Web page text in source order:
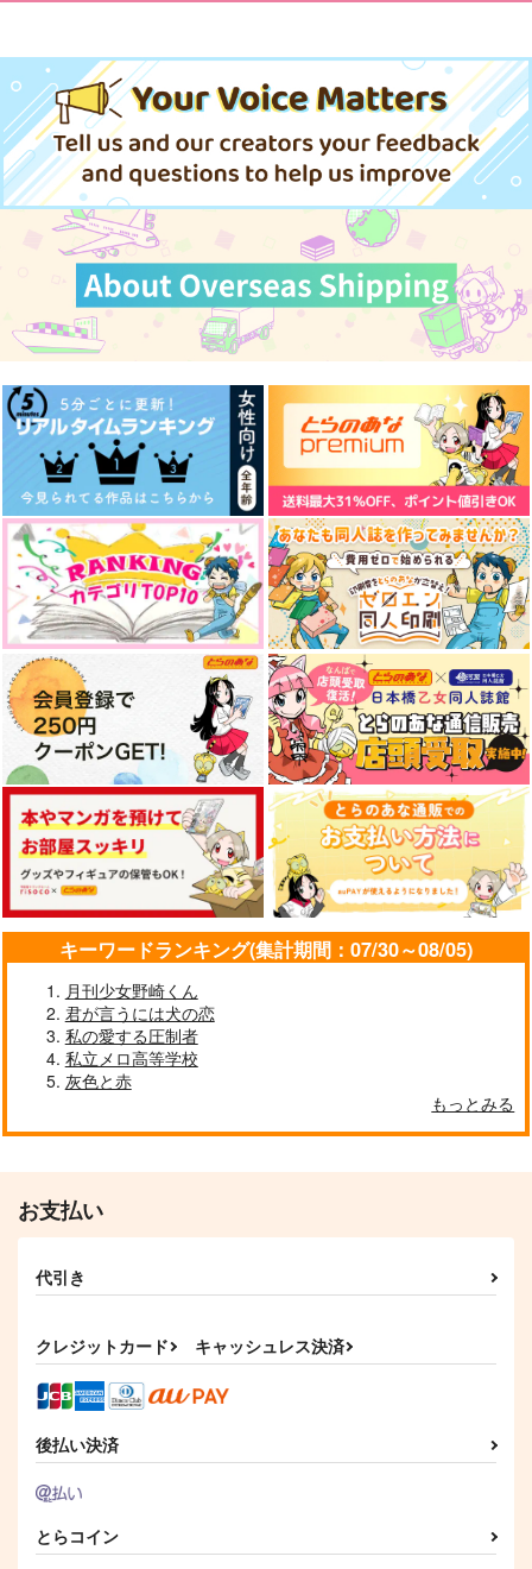
キーワードランキング(集計期間：07/30～08/05)
月刊少女野崎くん
君が言うには犬の恋
私の愛する圧制者
私立メロ高等学校
灰色と赤
もっとみる
お支払い
代引き
クレジットカード キャッシュレス決済
後払い決済
とらコイン